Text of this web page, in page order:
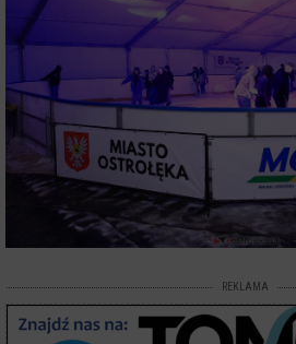
REKLAMA